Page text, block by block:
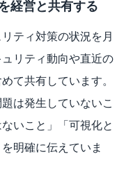
経営と共有する
ティ対策の状況を月
リティ動向や直近の
て共有しています。
は発生していないこ
いこと」「可視化と
明確に伝えていま